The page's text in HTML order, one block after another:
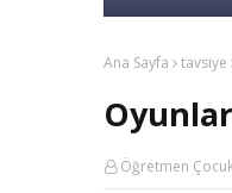
Ana Sayfa tavsiye
Öğretmen